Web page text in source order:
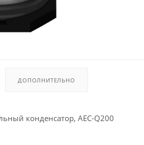
ДОПОЛНИТЕЛЬНО
конденсатор, AEC-Q200